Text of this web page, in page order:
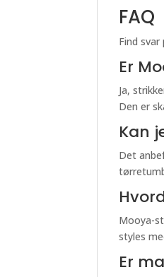
FAQ
Find
Er
Ja,
Den er
Kan
Det
Mooya-
styles
Er